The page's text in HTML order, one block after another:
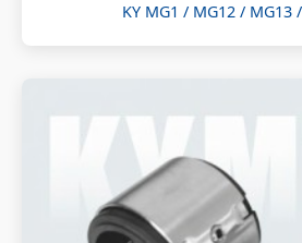
KY MG1 / MG12 / MG13